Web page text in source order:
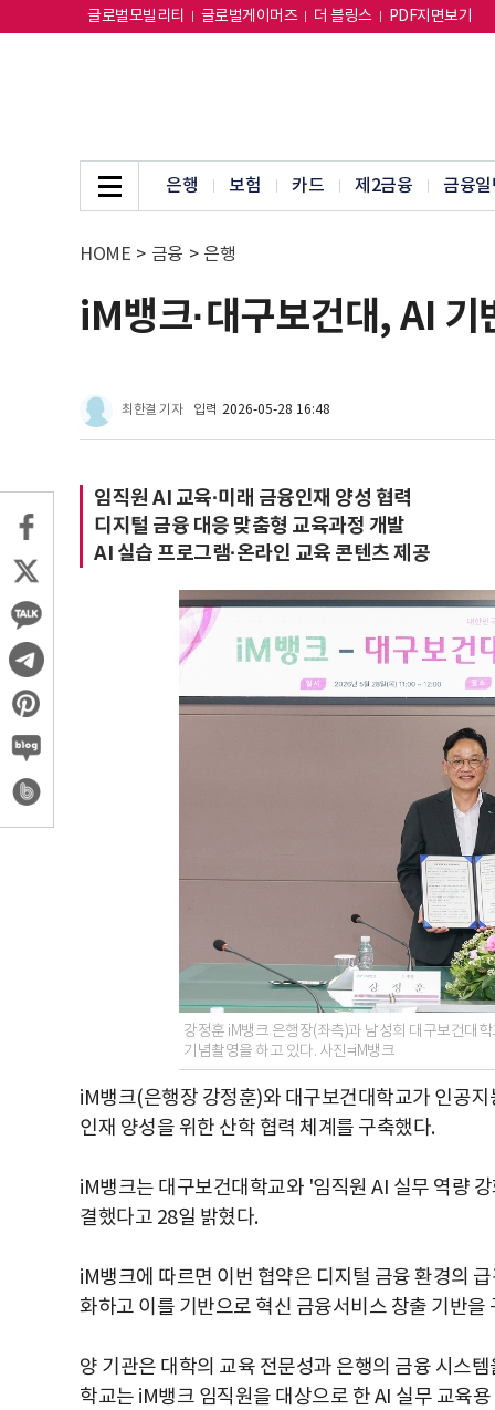
글로벌모빌리티 글로벌게이머즈 더 블링스 PDF지면보기
은행 보험 카드 제2금융 금융일
HOME > 금융 > 은행
iM뱅크·대구보건대, AI 기
최한결 기자 입력 2026-05-28 16:48
임직원 AI 교육·미래 금융인재 양성 협력
디지털 금융 대응 맞춤형 교육과정 개발
AI 실습 프로그램·온라인 교육 콘텐츠 제공
강정훈 iM뱅크 은행장(좌측)과 남성희 대구보건대
기념촬영을 하고 있다. 사진=iM뱅크
iM뱅크(은행장 강정훈)와 대구보건대학교가 인공
인재 양성을 위한 산학 협력 체계를 구축했다.
iM뱅크는 대구보건대학교와 '임직원 AI 실무 역량
결했다고 28일 밝혔다.
iM뱅크에 따르면 이번 협약은 디지털 금융 환경의
화하고 이를 기반으로 혁신 금융서비스 창출 기반을
양 기관은 대학의 교육 전문성과 은행의 금융 시스
학교는 iM뱅크 임직원을 대상으로 한 AI 실무 교육